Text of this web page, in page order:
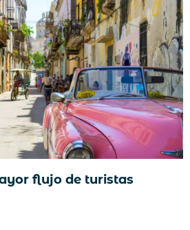
flujo de turistas